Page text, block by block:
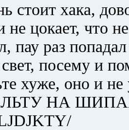
стоит хака,
не цокает, что
пау раз
посему и
хуже, оно и
НА ШИПАХ